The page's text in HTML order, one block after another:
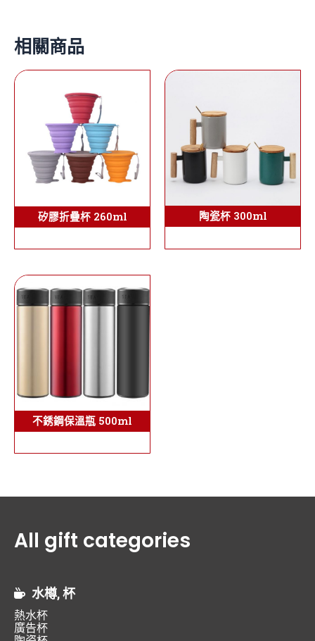
相關商品
矽膠折疊杯 260ml 陶瓷杯 300ml
不銹鋼保溫瓶 500ml
All gift categories
水樽, 杯
熱水杯
廣告杯